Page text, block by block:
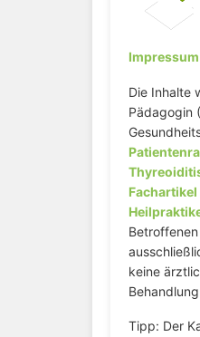
Impressum
Die Inhalte
Pädagogin
keine
Tipp: Der